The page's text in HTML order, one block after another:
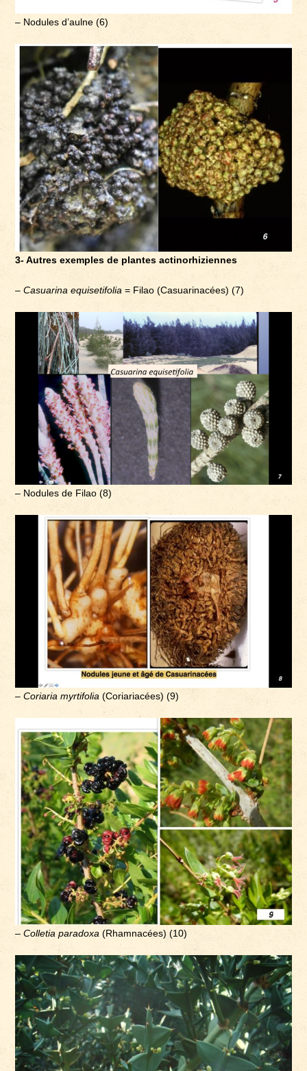
– Nodules d’aulne (6)
3- Autres exemples de plantes actinorhiziennes
–Casuarina equisetifolia = Filao (Casuarinacées) (7)
– Nodules de Filao (8)
–Coriaria myrtifolia (Coriariacées) (9)
–Colletia paradoxa(Rhamnacées) (10)